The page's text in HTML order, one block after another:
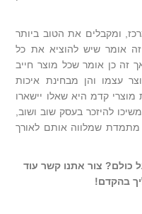
ומקבלים את הטוב ביותר
זה אומר שיש להוציא את כל
זה כן אומר שכל מוצר חייב
עצמו והן מבחינת איכות
קדמ היא שאלו יישארו
להיזכר בעסק שוב ושוב,
שמלווה אותם לאורך
צור אתנו קשר עוד
בהקדם!